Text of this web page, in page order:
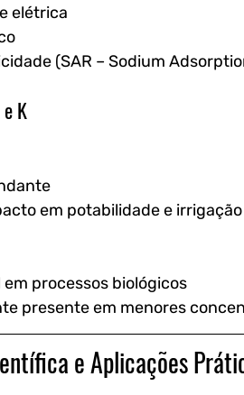
elétrica
(SAR – Sodium
K
em potabilidade e irrigação
em processos biológicos
presente em menores
e Aplicações